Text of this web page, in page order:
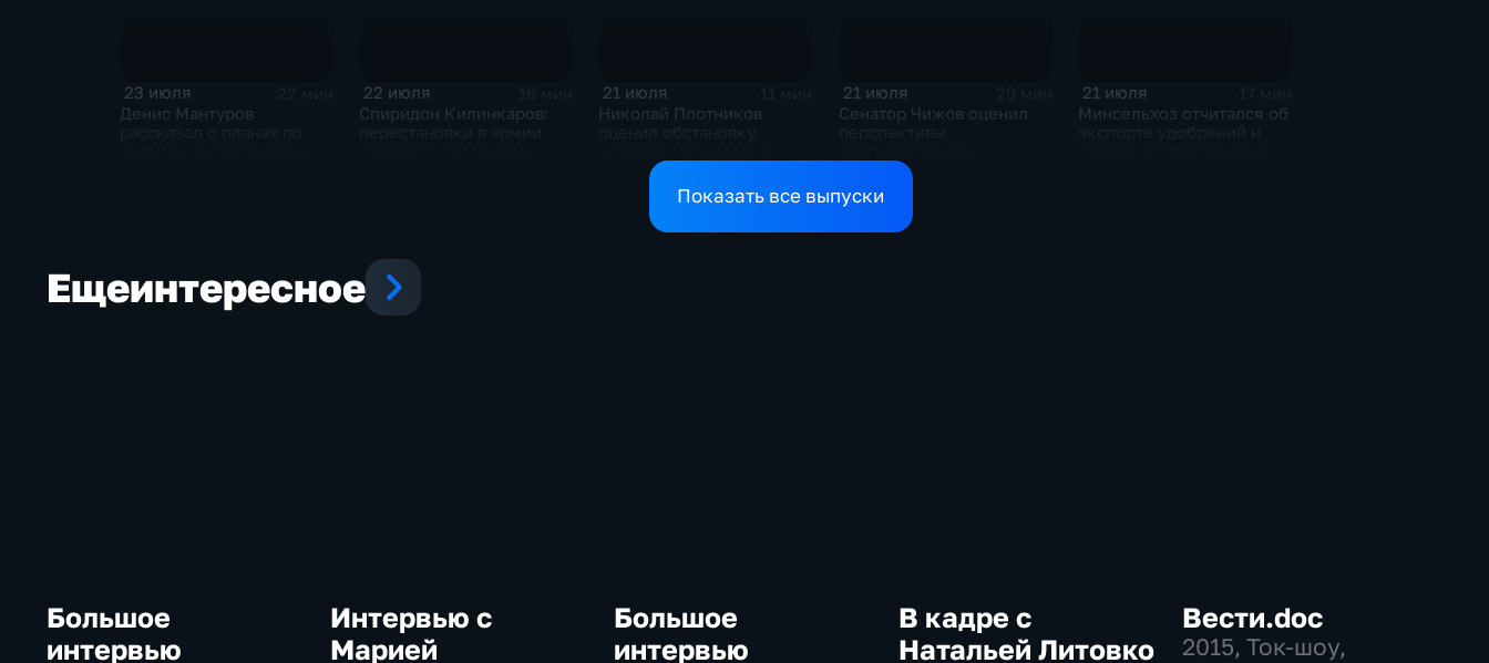
23 июля
Денис Мантуров
22 июля
Спиридон Килинкаров:
21 июля
Николай Плотников
отношениях между США
21 июля
Сенатор Чижов оценил
конфликтов на Ближнем
Востоке и диалог с
Европой
21 июля
Минсельхоз отчитался об
Показать все выпуски
Ещеинтересное
Большое
интервью
Интервью с
Марией
Большое
интервью
В кадре с
Натальей Литовко
Вести.doc
2015, Ток-шоу,